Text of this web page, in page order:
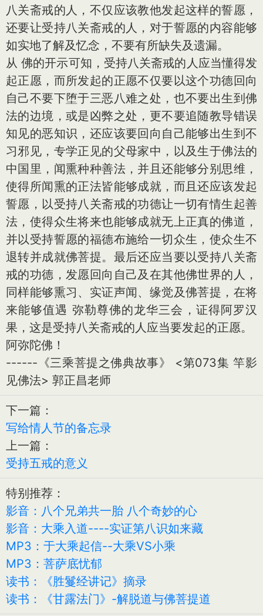
八关斋戒的人，不仅应该教他发起这样的誓愿，
还要让受持八关斋戒的人，对于誓愿的内容能够
如实地了解及忆念，不要有所缺失及遗漏。
从 佛的开示可知，受持八关斋戒的人应当懂得发
起正愿，而所发起的正愿不仅要以这个功德回向
自己不要下堕于三恶八难之处，也不要出生到佛
法的边境，或是凶弊之处，更不要追随教导错误
知见的恶知识，还应该要回向自己能够出生到不
习邪见，专学正见的父母家中，以及生于佛法的
中国里，闻熏种种善法，并且还能够分别思维，
使得所闻熏的正法皆能够成就，而且还应该发起
誓愿，以受持八关斋戒的功德让一切有情生起善
法，使得众生将来也能够成就无上正真的佛道，
并以受持誓愿的福德布施给一切众生，使众生不
退转并成就佛菩提。最后还应当要以受持八关斋
戒的功德，发愿回向自己及在其他佛世界的人，
同样能够熏习、实证声闻、缘觉及佛菩提，在将
来能够值遇 弥勒尊佛的龙华三会，证得阿罗汉
果，这是受持八关斋戒的人应当要发起的正愿。
阿弥陀佛！
------《三乘菩提之佛典故事》 <第073集 竿影
见佛法> 郭正昌老师
下一篇：
写给情人节的备忘录
上一篇：
受持五戒的意义
特别推荐：
影音：八个兄弟共一胎 八个奇妙的心
影音：大乘入道----实证第八识如来藏
MP3：于大乘起信--大乘VS小乘
MP3：菩萨底忧郁
读书：《胜鬘经讲记》摘录
读书：《甘露法门》-解脱道与佛菩提道